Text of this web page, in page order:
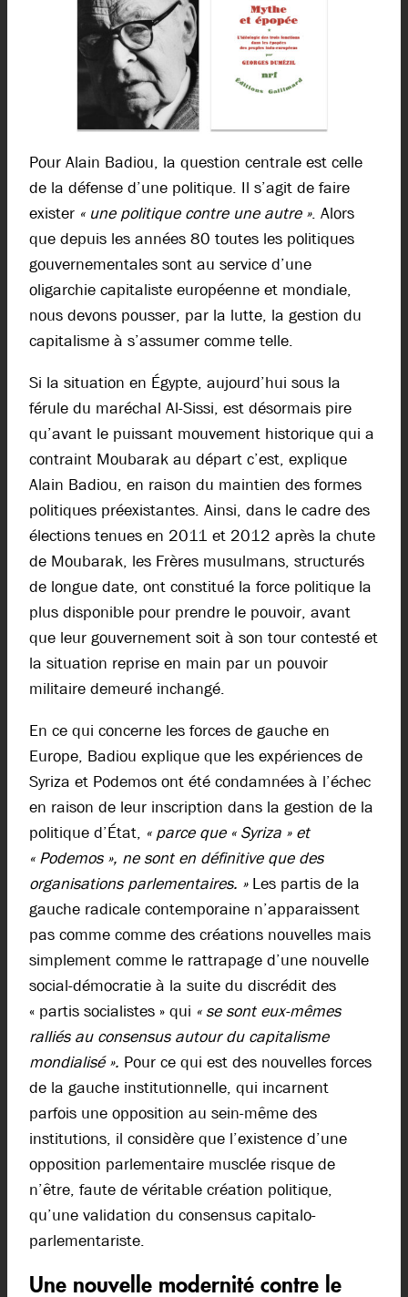
Pour Alain Badiou, la question centrale est celle
de la défense d’une politique. Il s’agit de faire
exister « une politique contre une autre ». Alors
que depuis les années 80 toutes les politiques
gouvernementales sont au service d’une
oligarchie capitaliste européenne et mondiale,
nous devons pousser, par la lutte, la gestion du
capitalisme à s’assumer comme telle.
Si la situation en Égypte, aujourd’hui sous la
férule du maréchal Al-Sissi, est désormais pire
qu’avant le puissant mouvement historique qui a
contraint Moubarak au départ c’est, explique
Alain Badiou, en raison du maintien des formes
politiques préexistantes. Ainsi, dans le cadre des
élections tenues en 2011 et 2012 après la chute
de Moubarak, les Frères musulmans, structurés
de longue date, ont constitué la force politique la
plus disponible pour prendre le pouvoir, avant
que leur gouvernement soit à son tour contesté et
la situation reprise en main par un pouvoir
militaire demeuré inchangé.
En ce qui concerne les forces de gauche en
Europe, Badiou explique que les expériences de
Syriza et Podemos ont été condamnées à l’échec
en raison de leur inscription dans la gestion de la
politique d’État, « parce que « Syriza » et
« Podemos », ne sont en définitive que des
organisations parlementaires. » Les partis de la
gauche radicale contemporaine n’apparaissent
pas comme comme des créations nouvelles mais
simplement comme le rattrapage d’une nouvelle
social-démocratie à la suite du discrédit des
« partis socialistes » qui « se sont eux-mêmes
ralliés au consensus autour du capitalisme
mondialisé ». Pour ce qui est des nouvelles forces
de la gauche institutionnelle, qui incarnent
parfois une opposition au sein-même des
institutions, il considère que l’existence d’une
opposition parlementaire musclée risque de
n’être, faute de véritable création politique,
qu’une validation du consensus capitalo-
parlementariste.
Une nouvelle modernité contre le